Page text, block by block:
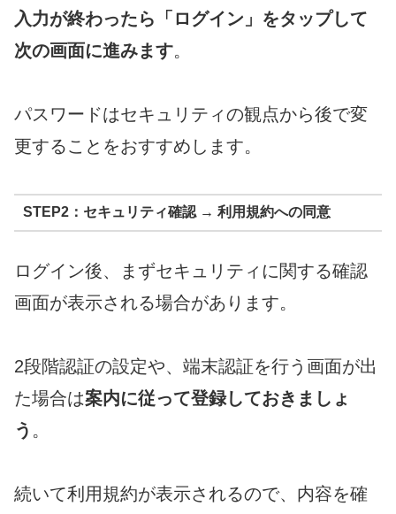
入力が終わったら「ログイン」をタップして
次の画面に進みます。
パスワードはセキュリティの観点から後で変
更することをおすすめします。
STEP2：セキュリティ確認 → 利用規約への同意
ログイン後、まずセキュリティに関する確認
画面が表示される場合があります。
2段階認証の設定や、端末認証を行う画面が出
た場合は案内に従って登録しておきましょ
う 。
続いて利用規約が表示されるので、内容を確